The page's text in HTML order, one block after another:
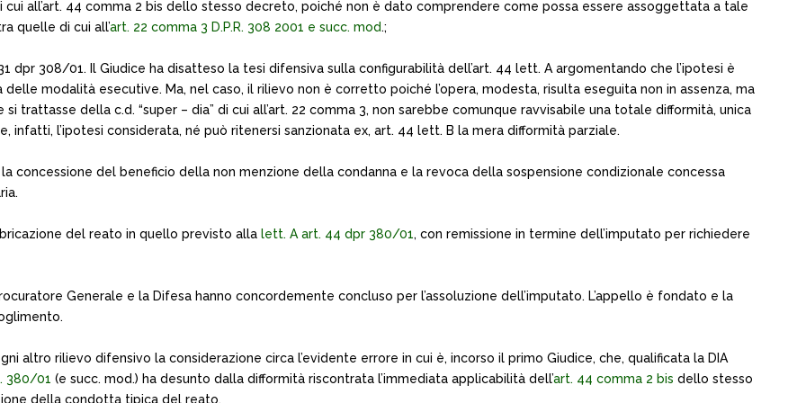
all’art. 44 comma 2 bis dello stesso decreto, poiché non è dato comprendere come possa essere assoggettata a tale
quelle di cui all’art. 22 comma 3 D.P.R. 308 2001 e succ. mod.;
dpr 308/01. Il Giudice ha disatteso la tesi difensiva sulla configurabilità dell’art. 44 lett. A argomentando che l’ipotesi è
modalità esecutive. Ma, nel caso, il rilievo non è corretto poiché l’opera, modesta, risulta eseguita non in assenza, ma
trattasse della c.d. “super – dia” di cui all’art. 22 comma 3, non sarebbe comunque ravvisabile una totale difformità, unica
infatti, l’ipotesi considerata, né può ritenersi sanzionata ex, art. 44 lett. B la mera difformità parziale.
concessione del beneficio della non menzione della condanna e la revoca della sospensione condizionale concessa
del reato in quello previsto alla lett. A art. 44 dpr 380/01, con remissione in termine dell’imputato per richiedere
Generale e la Difesa hanno concordemente concluso per l’assoluzione dell’imputato. L’appello è fondato e la
altro rilievo difensivo la considerazione circa l’evidente errore in cui è, incorso il primo Giudice, che, qualificata la DIA
380/01 (e succ. mod.) ha desunto dalla difformità riscontrata l’immediata applicabilità dell’art. 44 comma 2 bis dello stesso
della condotta tipica del reato.